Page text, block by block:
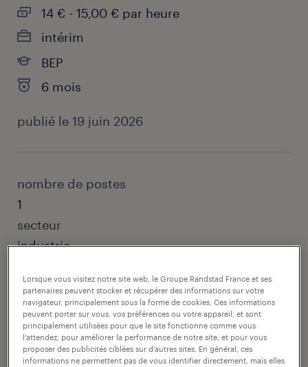
14 € - 15,00 € par heure
intérim
BEP
6 mois
publié le 19 juin 2026
nombre de postes
1
secteur
industrie
agence
randstad neuville sur saône
numéro de référence
001-WJ-1747349_01C
Lorsque vous visitez notre site web, le Groupe Randstad France et ses
partenaires peuvent stocker et récupérer des informations sur votre
navigateur, principalement sous la forme de cookies. Ces informations
peuvent porter sur vous, vos préférences ou votre appareil, et sont
principalement utilisées pour que le site fonctionne comme vous
l’attendez, pour améliorer la performance de notre site, et pour vous
proposer des publicités ciblées sur d’autres sites. En général, ces
informations ne permettent pas de vous identifier directement, mais elles